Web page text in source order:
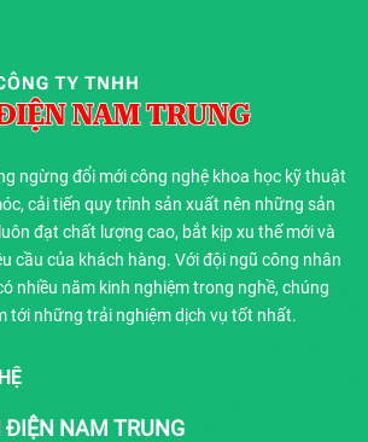
ngừng đổi mới công nghệ khoa học kỹ thuật
cải tiến quy trình sản xuất nên những sản
đạt chất lượng cao, bắt kịp xu thế mới và
cầu của khách hàng. Với đội ngũ công nhân
nhiều năm kinh nghiệm trong nghề, chúng
tới những trải nghiệm dịch vụ tốt nhất.
ĐIỆN NAM TRUNG